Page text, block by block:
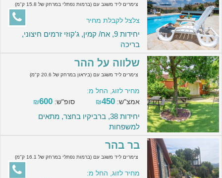
צימרים ליד משגב עם (ברמות נפתלי במרחק של 15.8 ק"מ)
צלצל לקבלת מחיר
יחידות 9, אח/ קמין, ג'קוזי זרמים חיצוני,
בריכה
שלווה על ההר
צימרים ליד משגב עם (ביראון במרחק של 20.6 ק"מ)
מחיר לזוג, החל מ:
אמצ"ש:
₪450 סופ"ש: ₪600
יחידות 38, ברביקיו בחצר, מתאים
למשפחות
בר בהר
צימרים ליד משגב עם (ברמות נפתלי במרחק של 16.1 ק"מ)
מחיר לזוג, החל מ: